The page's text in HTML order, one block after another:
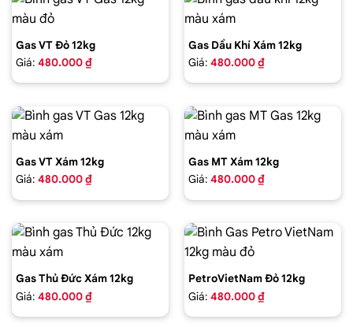
Gas VT Đỏ 12kg
Giá: 480.000 ₫
Gas Dầu Khí Xám 12kg
Giá: 480.000 ₫
Gas VT Xám 12kg
Giá: 480.000 ₫
Gas MT Xám 12kg
Giá: 480.000 ₫
Gas Thủ Đức Xám 12kg
Giá: 480.000 ₫
PetroVietNam Đỏ 12kg
Giá: 480.000 ₫